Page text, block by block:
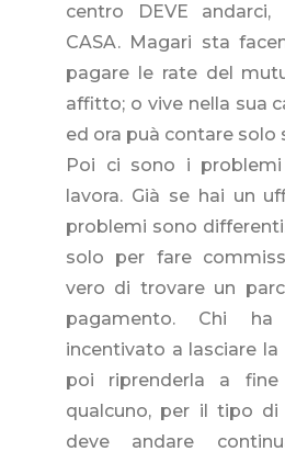
centro DEVE
CASA. Magari sta
pagare le rate del
affitto; o vive nella sua
ed ora puà contare solo
Poi ci sono i
lavora. Già se hai un
problemi sono
solo per fare
vero di trovare un
pagamento. Chi
incentivato a lasciare
poi riprenderla a
qualcuno, per il tipo
deve andare